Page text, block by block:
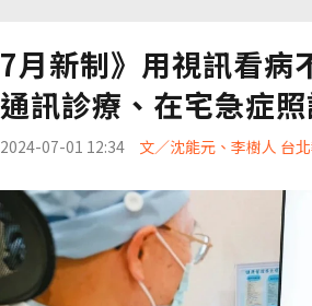
7月新制》用視訊看病
通訊診療、在宅急症
2024-07-01 12:34 文／沈能元、李樹人 台